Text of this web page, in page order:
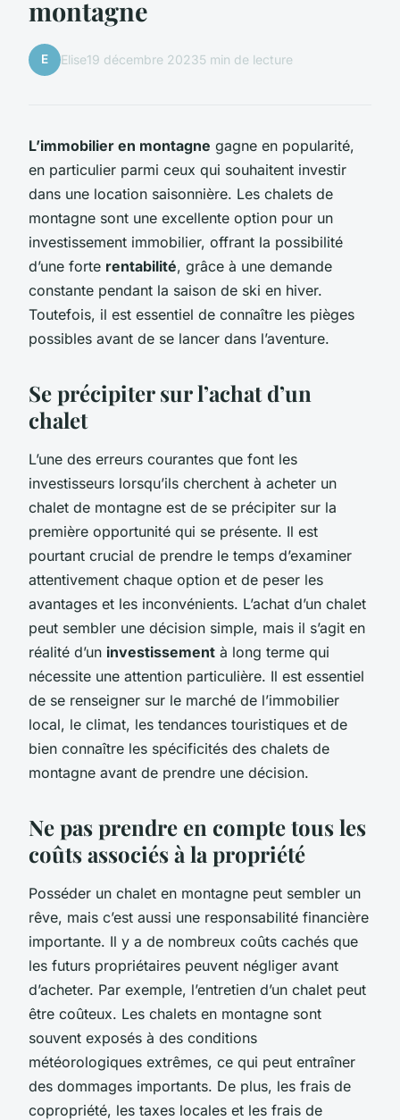
montagne
E Elise19 décembre 20235 min de lecture
L’immobilier en montagne gagne en popularité,
en particulier parmi ceux qui souhaitent investir
dans une location saisonnière. Les chalets de
montagne sont une excellente option pour un
investissement immobilier, offrant la possibilité
d’une forte rentabilité, grâce à une demande
constante pendant la saison de ski en hiver.
Toutefois, il est essentiel de connaître les pièges
possibles avant de se lancer dans l’aventure.
Se précipiter sur l’achat d’un
chalet
L’une des erreurs courantes que font les
investisseurs lorsqu’ils cherchent à acheter un
chalet de montagne est de se précipiter sur la
première opportunité qui se présente. Il est
pourtant crucial de prendre le temps d’examiner
attentivement chaque option et de peser les
avantages et les inconvénients. L’achat d’un chalet
peut sembler une décision simple, mais il s’agit en
réalité d’un investissement à long terme qui
nécessite une attention particulière. Il est essentiel
de se renseigner sur le marché de l’immobilier
local, le climat, les tendances touristiques et de
bien connaître les spécificités des chalets de
montagne avant de prendre une décision.
Ne pas prendre en compte tous les
coûts associés à la propriété
Posséder un chalet en montagne peut sembler un
rêve, mais c’est aussi une responsabilité financière
importante. Il y a de nombreux coûts cachés que
les futurs propriétaires peuvent négliger avant
d’acheter. Par exemple, l’entretien d’un chalet peut
être coûteux. Les chalets en montagne sont
souvent exposés à des conditions
météorologiques extrêmes, ce qui peut entraîner
des dommages importants. De plus, les frais de
copropriété, les taxes locales et les frais de